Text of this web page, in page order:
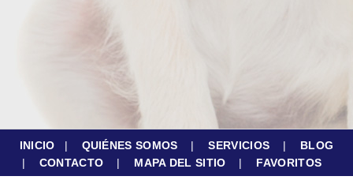
INICIO | QUIÉNES SOMOS | SERVICIOS |
BLOG
|
CONTACTO | MAPA DEL SITIO | FAVORITOS